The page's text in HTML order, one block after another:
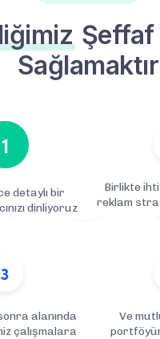
Şeffaf
Sağlamaktır
detaylı bir
dinliyoruz
Birlikte
reklam
alanında
çalışmalara
Ve